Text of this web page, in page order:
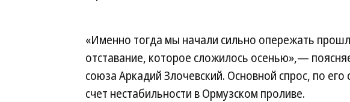
«Именно тогда мы начали сильно опережать
отставание, которое сложилось осенью»,—
союза Аркадий Злочевский. Основной спрос, по
счет нестабильности в Ормузском проливе.